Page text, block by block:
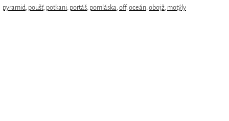
pyramid, poušť, potkani, portáš, pomláska,off,oceán,obojž, motýly